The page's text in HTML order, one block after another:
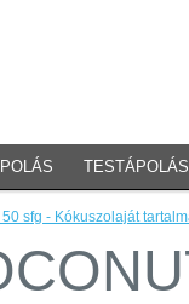
TESTÁPOLÁS
50 sfg - Kókuszolaját